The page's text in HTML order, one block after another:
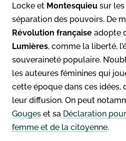
Locke et Montesquieu sur
séparation des pouvoirs. De
Révolution française adopte
Lumières, comme la liberté,
souveraineté populaire.
les auteures féminines qui
cette époque dans ces idées,
leur diffusion. On peut
Gouges et sa Déclaration
femme et de la citoyenne.